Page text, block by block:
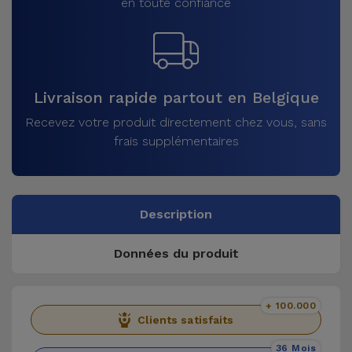
Livraison rapide partout en Belgique
Recevez votre produit directement chez vous, sans
frais supplémentaires
Description
Données du produit
Clients satisfaits
+ 100.000
36 Mois